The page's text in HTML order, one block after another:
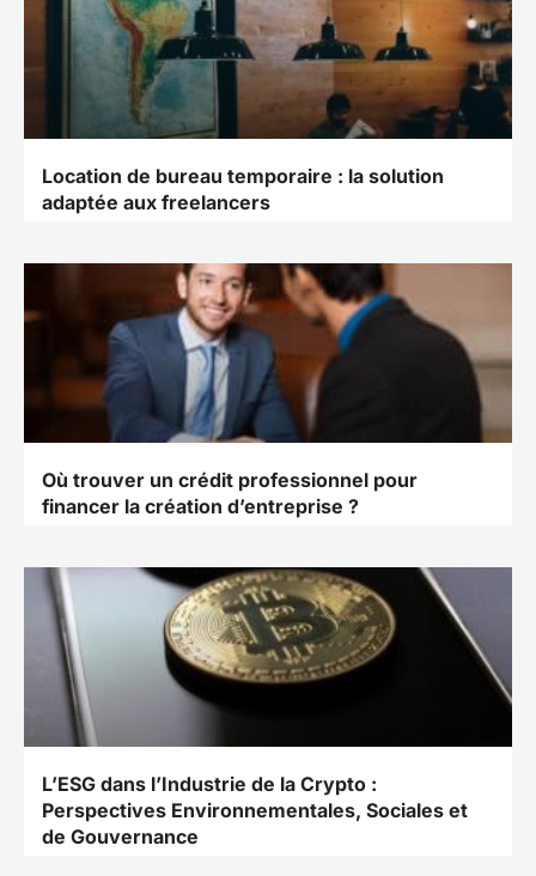
Location de bureau temporaire : la solution
adaptée aux freelancers
Où trouver un crédit professionnel pour
financer la création d’entreprise ?
L’ESG dans l’Industrie de la Crypto :
Perspectives Environnementales, Sociales et
de Gouvernance